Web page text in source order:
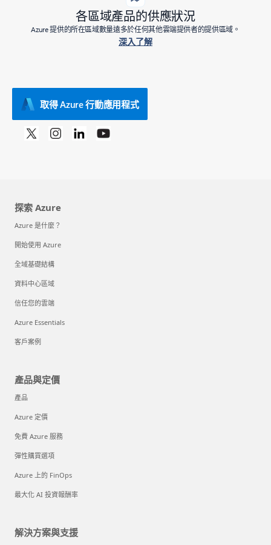
各區域產品的供應狀況
Azure 提供的所在區域數量遠多於任何其他雲端提供者的提供區域。
深入了解
取得 Azure 行動應用程式
探索 Azure
Azure 是什麼？
開始使用 Azure
全域基礎結構
資料中心區域
信任您的雲端
Azure Essentials
客戶案例
產品與定價
產品
Azure 定價
免費 Azure 服務
彈性購買選項
Azure 上的 FinOps
最大化 AI 投資報酬率
解決方案與支援